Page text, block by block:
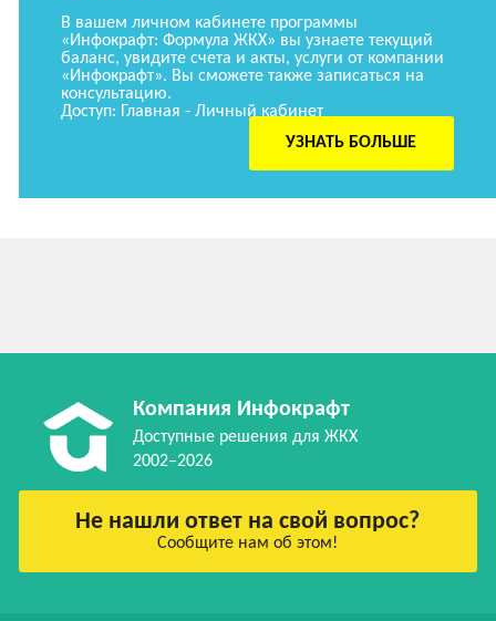
В вашем личном кабинете программы
«Инфокрафт: Формула ЖКХ» вы узнаете текущий
баланс, увидите счета и акты, услуги от компании
«Инфокрафт». Вы сможете также записаться на
консультацию.
Доступ: Главная - Личный кабинет
УЗНАТЬ БОЛЬШЕ
Компания Инфокрафт
Доступные решения для ЖКХ
2002–2026
Не нашли ответ на свой вопрос?
Сообщите нам об этом!